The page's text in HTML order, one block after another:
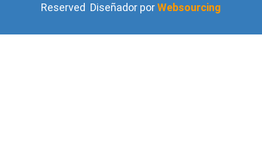
Reserved Diseñador porWebsourcing